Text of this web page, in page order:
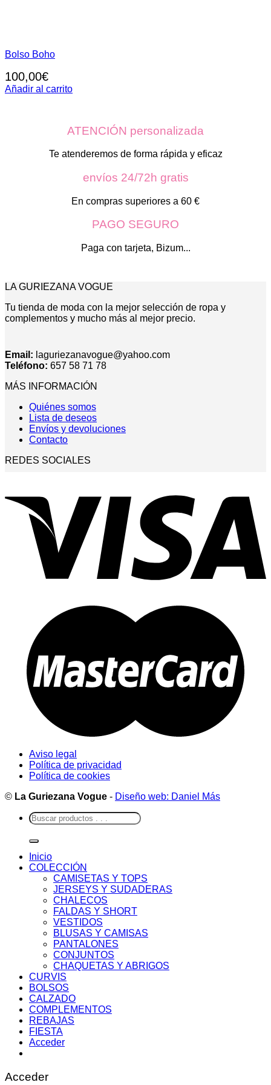
Bolso Boho
100,00€
Añadir al carrito
ATENCIÓN personalizada
Te atenderemos de forma rápida y eficaz
envíos 24/72h gratis
En compras superiores a 60 €
PAGO SEGURO
Paga con tarjeta, Bizum...
LA GURIEZANA VOGUE
Tu tienda de moda con la mejor selección de ropa y
complementos y mucho más al mejor precio.
Email: laguriezanavogue@yahoo.com
Teléfono: 657 58 71 78
MÁS INFORMACIÓN
Quiénes somos
Lista de deseos
Envíos y devoluciones
Contacto
REDES SOCIALES
Aviso legal
Política de privacidad
Política de cookies
© La Guriezana Vogue - Diseño web: Daniel Más
Buscar
por:
Inicio
COLECCIÓN
CAMISETAS Y TOPS
JERSEYS Y SUDADERAS
CHALECOS
FALDAS Y SHORT
VESTIDOS
BLUSAS Y CAMISAS
PANTALONES
CONJUNTOS
CHAQUETAS Y ABRIGOS
CURVIS
BOLSOS
CALZADO
COMPLEMENTOS
REBAJAS
FIESTA
Acceder
Acceder